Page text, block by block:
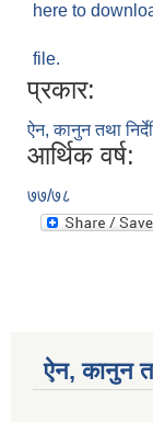
here to
file.
प्रकार:
ऐन, कानुन तथा
आर्थिक वर्ष:
७७/७८
ऐन, कानुन